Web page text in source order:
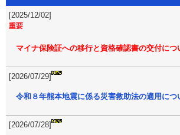
[2025/12/02]
マイナ保険証への移行と資格確認書の交付につ
[2026/07/29]
令和８年熊本地震に係る災害救助法の適用につ
[2026/07/28]